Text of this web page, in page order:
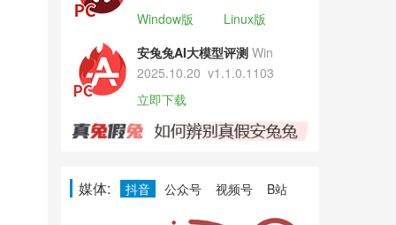
Window版
Linux版
安兔兔AI大模型评测 Win
2025.10.20 v1.1.0.1103
立即下载
媒体: 抖音 公众号 视频号 B站